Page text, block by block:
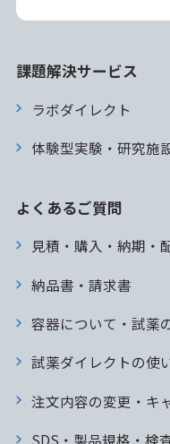
課題解決サービス
ラボダイレクト
体験型実験・研究施
よくあるご質問
見積・購入・納期・
納品書・請求書
容器について・試薬
試薬ダイレクトの使
注文内容の変更・キ
SDS・製品規格・検